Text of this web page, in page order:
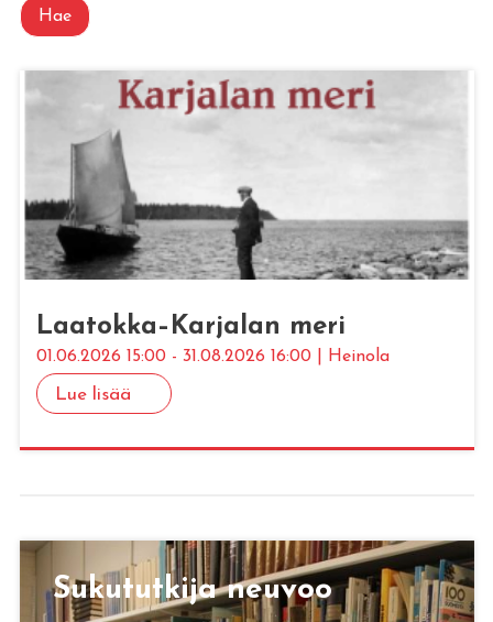
Hae
Laa­tok­ka–Kar­ja­lan meri
01.06.2026 15:00 - 31.08.2026 16:00 | Heinola
Lue lisää
Su­ku­tut­ki­ja neu­voo